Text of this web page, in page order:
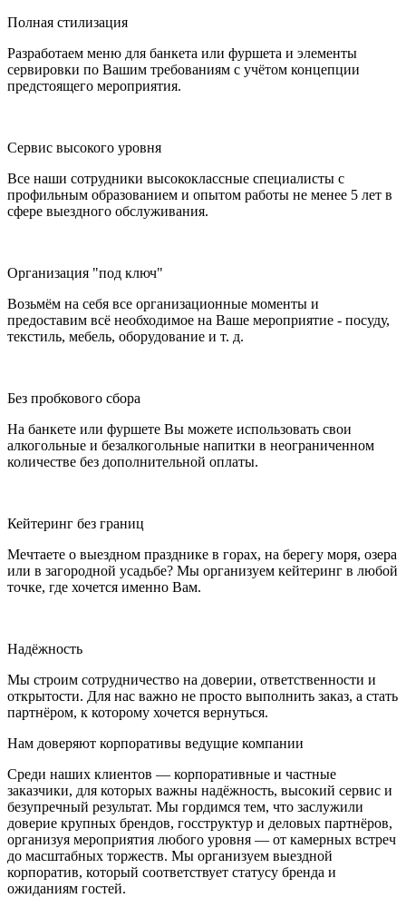
Полная стилизация
Разработаем меню для банкета или фуршета и элементы
сервировки по Вашим требованиям с учётом концепции
предстоящего мероприятия.
Сервис высокого уровня
Все наши сотрудники высококлассные специалисты с
профильным образованием и опытом работы не менее 5 лет в
сфере выездного обслуживания.
Организация "под ключ"
Возьмём на себя все организационные моменты и
предоставим всё необходимое на Ваше мероприятие - посуду,
текстиль, мебель, оборудование и т. д.
Без пробкового сбора
На банкете или фуршете Вы можете использовать свои
алкогольные и безалкогольные напитки в неограниченном
количестве без дополнительной оплаты.
Кейтеринг без границ
Мечтаете о выездном празднике в горах, на берегу моря, озера
или в загородной усадьбе? Мы организуем кейтеринг в любой
точке, где хочется именно Вам.
Надёжность
Мы строим сотрудничество на доверии, ответственности и
открытости. Для нас важно не просто выполнить заказ, а стать
партнёром, к которому хочется вернуться.
Нам доверяют корпоративы ведущие компании
Среди наших клиентов — корпоративные и частные
заказчики, для которых важны надёжность, высокий сервис и
безупречный результат. Мы гордимся тем, что заслужили
доверие крупных брендов, госструктур и деловых партнёров,
организуя мероприятия любого уровня — от камерных встреч
до масштабных торжеств. Мы организуем выездной
корпоратив, который соответствует статусу бренда и
ожиданиям гостей.